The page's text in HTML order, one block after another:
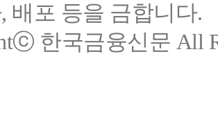
배포 등을 금합니다.
한국금융신문 All